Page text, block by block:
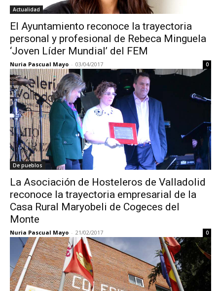
Actualidad
El Ayuntamiento reconoce la trayectoria
personal y profesional de Rebeca Minguela
‘Joven Líder Mundial’ del FEM
Nuria Pascual Mayo - 03/04/2017 0
De pueblos
La Asociación de Hosteleros de Valladolid
reconoce la trayectoria empresarial de la
Casa Rural Maryobeli de Cogeces del
Monte
Nuria Pascual Mayo - 21/02/2017 0